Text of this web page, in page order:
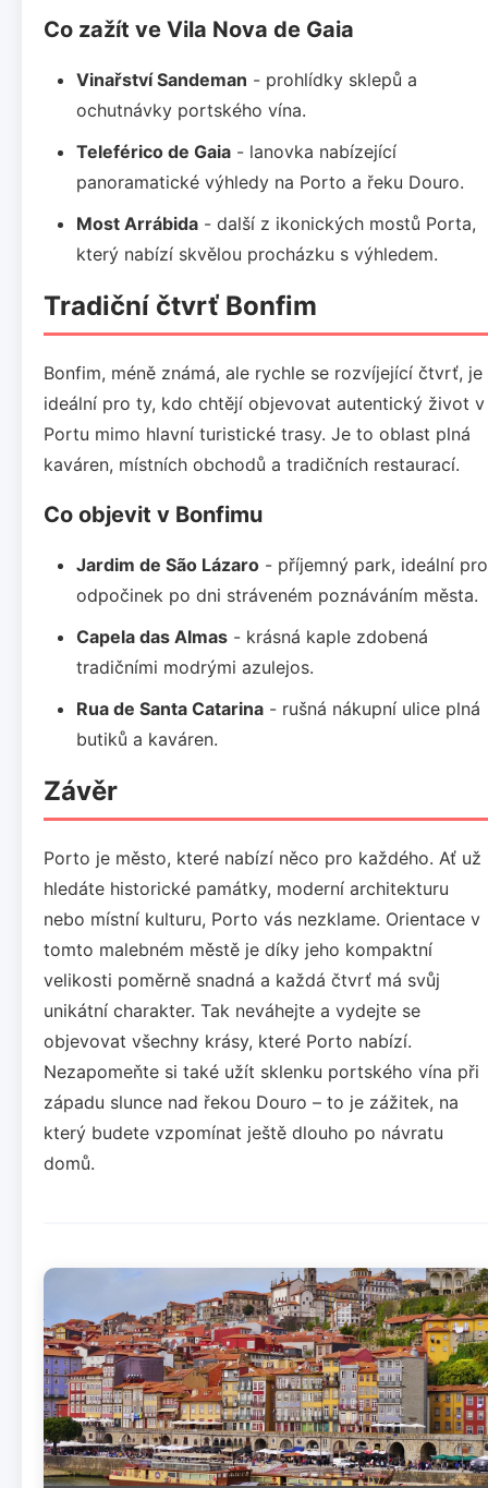
Co zažít ve Vila Nova de Gaia
Vinařství Sandeman - prohlídky sklepů a
ochutnávky portského vína.
Teleférico de Gaia - lanovka nabízející
panoramatické výhledy na Porto a řeku Douro.
Most Arrábida - další z ikonických mostů Porta,
který nabízí skvělou procházku s výhledem.
Tradiční čtvrť Bonfim
Bonfim, méně známá, ale rychle se rozvíjející čtvrť, je
ideální pro ty, kdo chtějí objevovat autentický život v
Portu mimo hlavní turistické trasy. Je to oblast plná
kaváren, místních obchodů a tradičních restaurací.
Co objevit v Bonfimu
Jardim de São Lázaro - příjemný park, ideální pro
odpočinek po dni stráveném poznáváním města.
Capela das Almas - krásná kaple zdobená
tradičními modrými azulejos.
Rua de Santa Catarina - rušná nákupní ulice plná
butiků a kaváren.
Závěr
Porto je město, které nabízí něco pro každého. Ať už
hledáte historické památky, moderní architekturu
nebo místní kulturu, Porto vás nezklame. Orientace v
tomto malebném městě je díky jeho kompaktní
velikosti poměrně snadná a každá čtvrť má svůj
unikátní charakter. Tak neváhejte a vydejte se
objevovat všechny krásy, které Porto nabízí.
Nezapomeňte si také užít sklenku portského vína při
západu slunce nad řekou Douro – to je zážitek, na
který budete vzpomínat ještě dlouho po návratu
domů.